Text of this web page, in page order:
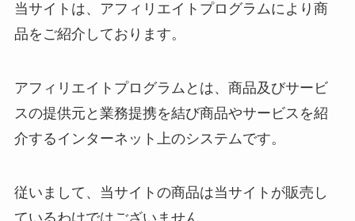
当サイトは、アフィリエイトプログラムにより商
品をご紹介しております。
アフィリエイトプログラムとは、商品及びサービ
スの提供元と業務提携を結び商品やサービスを紹
介するインターネット上のシステムです。
従いまして、当サイトの商品は当サイトが販売し
ているわけではございません。